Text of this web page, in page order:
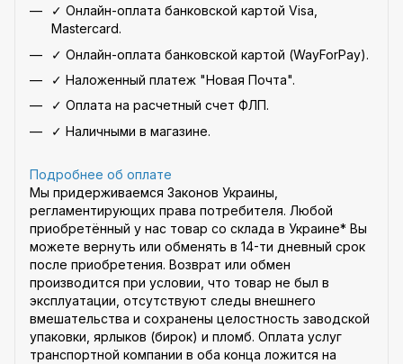
✓ Онлайн-оплата банковской картой Visa,
Mastercard.
✓ Онлайн-оплата банковской картой (WayForPay).
✓ Наложенный платеж "Новая Почта".
✓ Оплата на расчетный счет ФЛП.
✓ Наличными в магазине.
Подробнее об оплате
Мы придерживаемся Законов Украины,
регламентирующих права потребителя. Любой
приобретённый у нас товар со склада в Украине* Вы
можете вернуть или обменять в 14-ти дневный срок
после приобретения. Возврат или обмен
производится при условии, что товар не был в
эксплуатации, отсутствуют следы внешнего
вмешательства и сохранены целостность заводской
упаковки, ярлыков (бирок) и пломб. Оплата услуг
транспортной компании в оба конца ложится на